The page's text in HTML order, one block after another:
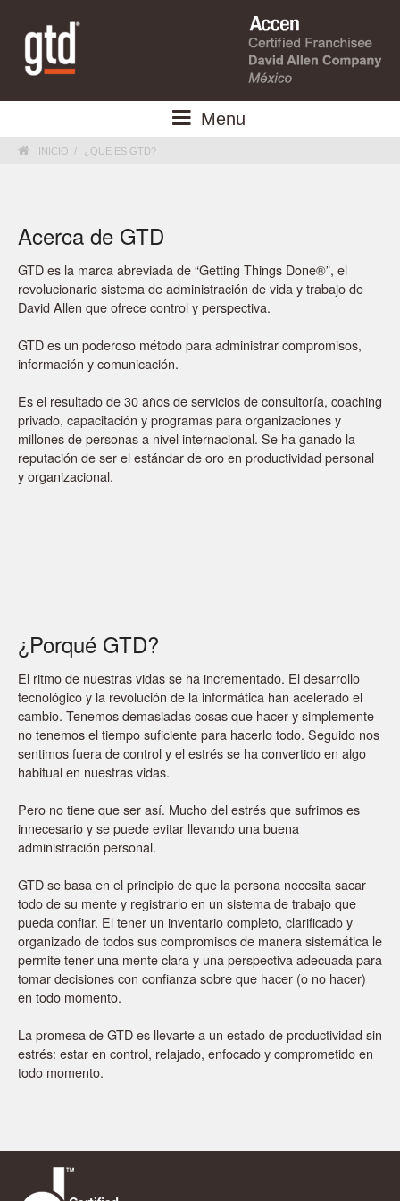
Menu
 INICIO ¿QUE ES GTD?
Acerca de GTD
GTD es la marca abreviada de “Getting Things Done®”, el
revolucionario sistema de administración de vida y trabajo de
David Allen que ofrece control y perspectiva.
GTD es un poderoso método para administrar compromisos,
información y comunicación.
Es el resultado de 30 años de servicios de consultoría, coaching
privado, capacitación y programas para organizaciones y
millones de personas a nivel internacional. Se ha ganado la
reputación de ser el estándar de oro en productividad personal
y organizacional.
¿Porqué GTD?
El ritmo de nuestras vidas se ha incrementado. El desarrollo
tecnológico y la revolución de la informática han acelerado el
cambio. Tenemos demasiadas cosas que hacer y simplemente
no tenemos el tiempo suficiente para hacerlo todo. Seguido nos
sentimos fuera de control y el estrés se ha convertido en algo
habitual en nuestras vidas.
Pero no tiene que ser así. Mucho del estrés que sufrimos es
innecesario y se puede evitar llevando una buena
administración personal.
GTD se basa en el principio de que la persona necesita sacar
todo de su mente y registrarlo en un sistema de trabajo que
pueda confiar. El tener un inventario completo, clarificado y
organizado de todos sus compromisos de manera sistemática le
permite tener una mente clara y una perspectiva adecuada para
tomar decisiones con confianza sobre que hacer (o no hacer)
en todo momento.
La promesa de GTD es llevarte a un estado de productividad sin
estrés: estar en control, relajado, enfocado y comprometido en
todo momento.